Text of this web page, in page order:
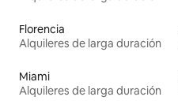
Florencia
Alquileres de larga duración
Miami
Alquileres de larga duración